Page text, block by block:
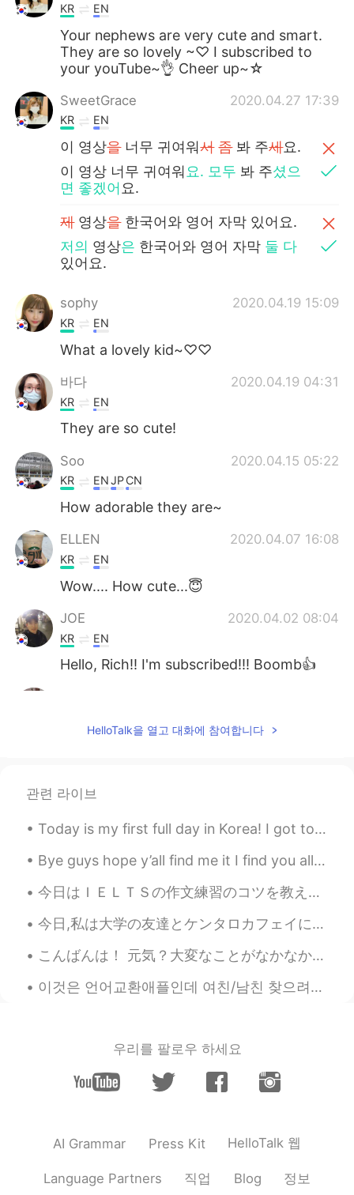
KR EN
Your nephews are very cute and smart.
They are so lovely ~♡ I subscribed to
your youTube~👌 Cheer up~☆
SweetGrace 2020.04.27 17:39
KR EN
이 영상을너무 귀여워서 좀봐 주세요.
이 영상 너무 귀여워 요. 모두 봐 주셨으
면 좋겠어 요.
제영상을한국어와 영어 자막 있어요.
저의 영상은 한국어와 영어 자막 둘 다
있어요.
sophy 2020.04.19 15:09
KR EN
What a lovely kid~♡♡
바다 2020.04.19 04:31
KR EN
They are so cute!
Soo 2020.04.15 05:22
KR ENJPCN
How adorable they are~
ELLEN 2020.04.07 16:08
KR EN
Wow.... How cute...😇
JOE 2020.04.02 08:04
KR EN
Hello, Rich!! I'm subscribed!!! Boomb👍
KR EN
So cute~~
Rich 2020.03.19 11:32
@제인 Jane hahah thank you!
제인 Jane 2020.03.19 11:32
KR EN
Kids are ^^So cute~~I am going to
subscribe your Youtube channel.
Hellow ! Rich~ nice to meet you:)
조카들이 너무 귀여워요~~~
Claire 2020.03.09 14:34
HelloTalk을 열고 대화에 참여합니다
관련 라이브
Today is my first full day in Korea! I got to go on a long walk to the health center. It was nice...
Bye guys hope y’all find me it I find you all 🥺thank you for over 800 follower and I love you guy...
今日はＩＥＬＴＳの作文練習のコツを教えます。📄 第一）問題をちゃんと読んで読み取ります 問題を分解して一つ一つの話題に対して答えを書きます。そこからエッセイをどう分ければいいかがわかるように...
今日,私は大学の友達とケンタロカフェイに行きました！このカフェではSurry Hills います。 私は和牛サンドイッチを食べました。私の一番好きなデザートは抹茶 Mille Fueille と...
こんばんは！ 元気？大変なことがなかなか続くけど、みんな頑張ろうね❤️🇯🇵🌍 ね、今日の夕方にストレス溜まってて散歩してくるって決めた。主な道じゃなくて、住宅街を通って歩いてた。少し歩いたら道...
이것은 언어교환애플인데 여친/남친 찾으려고 헬로톡을 쓰는 사람들이 엄청 많네 ㅋㅋㅋ 누가 나한테 연락 방금 왔는데 제일 먼저 말했던 건 “얼굴 사진 보내줘요” -_- 전 왜...
우리를 팔로우 하세요
AI Grammar Press Kit HelloTalk 웹
Language Partners 직업 Blog 정보